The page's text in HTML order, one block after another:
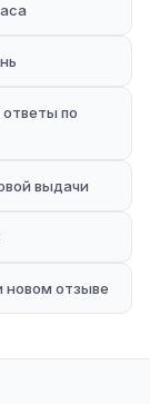
по
выдачи
новом отзыве